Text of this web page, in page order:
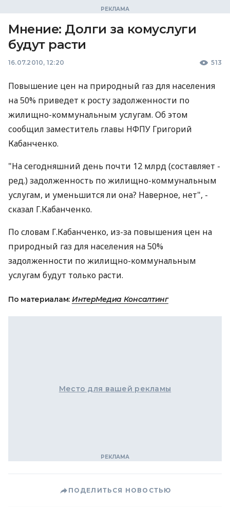
Мнение: Долги за комуслуги
будут расти
16.07.2010, 12:20 513
Повышение цен на природный газ для населения
на 50% приведет к росту задолженности по
жилищно-коммунальным услугам. Об этом
сообщил заместитель главы НФПУ Григорий
Кабанченко.
"На сегодняшний день почти 12 млрд (составляет -
ред.) задолженность по жилищно-коммунальным
услугам, и уменьшится ли она? Наверное, нет", -
сказал Г.Кабанченко.
По словам Г.Кабанченко, из-за повышения цен на
природный газ для населения на 50%
задолженности по жилищно-коммунальным
услугам будут только расти.
По материалам: ИнтерМедиа Консалтинг
Место для вашей рекламы
ПОДЕЛИТЬСЯ НОВОСТЬЮ